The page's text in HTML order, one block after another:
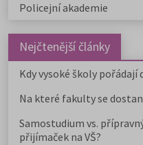
Policejní akademie
Nejčtenější články
Kdy vysoké školy pořádají
Na které fakulty se
Samostudium vs.
přijímaček na VŠ?